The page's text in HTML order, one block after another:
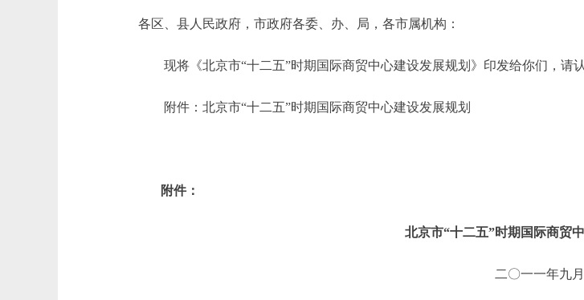
各区、县人民政府，市政府各委、办、局，各市属机构：
现将《北京市“十二五”时期国际商贸中心建设发展规划》印发给你们，请认
附件：北京市“十二五”时期国际商贸中心建设发展规划
附件：
北京市“十二五”时期国际商贸
二〇一一年九月